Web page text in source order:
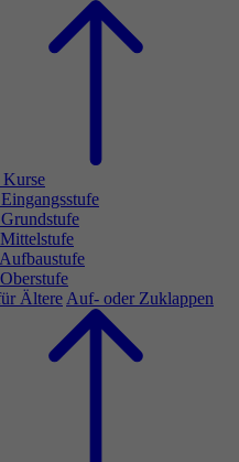
Kurse
Ältere Auf- oder Zuklappen